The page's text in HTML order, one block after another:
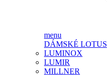
menu
DÁMSKÉ LOTUS
LUMINOX
LUMIR
MILLNER